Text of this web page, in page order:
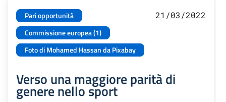
Pari opportunità
Commissione europea (1)
Foto di Mohamed Hassan da Pixabay
21/03/2022
Verso una maggiore parità di
genere nello sport